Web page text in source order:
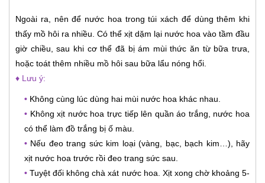
Ngoài ra, nên để nước hoa trong túi xách để dùng thêm khi
thấy mồ hôi ra nhiều. Có thể xịt dặm lại nước hoa vào tầm đầu
giờ chiều, sau khi cơ thể đã bị ám mùi thức ăn từ bữa trưa,
hoặc toát thêm nhiều mồ hôi sau bữa lẩu nóng hổi.
♦ Lưu ý:
• Không cùng lúc dùng hai mùi nước hoa khác nhau.
• Không xịt nước hoa trực tiếp lên quần áo trắng, nước hoa
có thể làm đồ trắng bị ố màu.
• Nếu đeo trang sức kim loại (vàng, bạc, bạch kim…), hãy
xịt nước hoa trước rồi đeo trang sức sau.
• Tuyệt đối không chà xát nước hoa. Xịt xong chờ khoảng 5-